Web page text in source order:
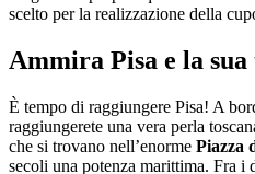
scelto per la realizzazione della
Ammira Pisa e la
È tempo di raggiungere Pisa! A
raggiungerete una vera perla
che si trovano nell’enorme Piazza
secoli una potenza marittima. Fra